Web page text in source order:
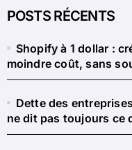
POSTS RÉCENTS
Shopify à 1 dollar :
moindre coût, sans
Dette des
ne dit pas toujours ce